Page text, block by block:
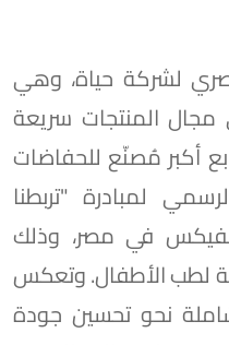
لشركة حياة، وهي
مجال المنتجات سريعة
أكبر مُصنّع للحفاضات
لمبادرة "تربطنا
في مصر، وذلك
لطب الأطفال. وتعكس
نحو تحسين جودة